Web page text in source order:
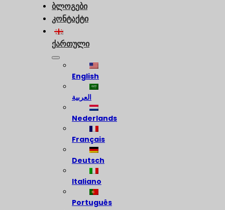
ბლოგები
კონტაქტი
ქართული
English
العربية
Nederlands
Français
Deutsch
Italiano
Português